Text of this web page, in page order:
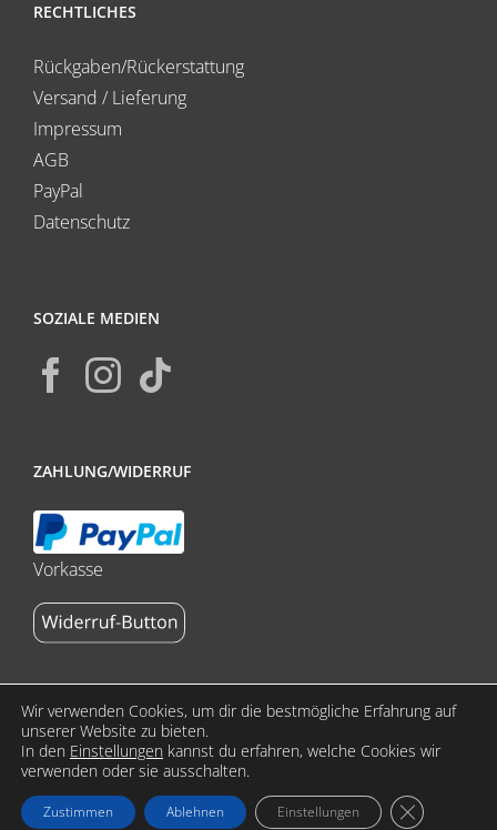
RECHTLICHES
Rückgaben/Rückerstattung
Versand / Lieferung
Impressum
AGB
PayPal
Datenschutz
SOZIALE MEDIEN
ZAHLUNG/WIDERRUF
Vorkasse
Copyright 2023 stoffdasch.de by ReklameFabrik | All Rights
Versandkosten.
Wir verwenden Cookies, um dir die bestmögliche Erfahrung auf
unserer Website zu bieten.
In den Einstellungen kannst du erfahren, welche Cookies wir
verwenden oder sie ausschalten.
Zustimmen Ablehnen Einstellungen GDPR